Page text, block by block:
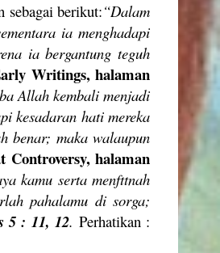
sebagai berikut:“Dalam
ia menghadapi
ia bergantung teguh
Writings, halaman
Allah kembali menjadi
kesadaran hati mereka
benar; maka walaupun
Controversy, halaman
kamu serta menfttnah
pahalamu di sorga;
5 : 11, 12. Perhatikan :